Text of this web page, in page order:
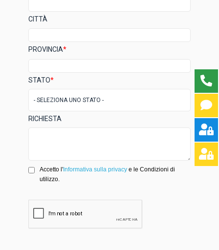
CITTÀ
PROVINCIA*
STATO*
RICHIESTA
Accetto l'Informativa sulla privacy e le Condizioni di
utilizzo.